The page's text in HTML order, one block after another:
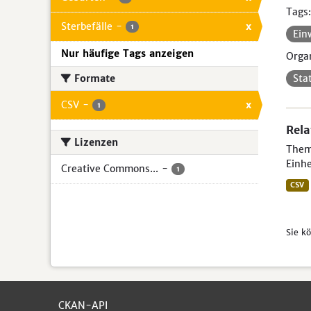
Sterbefälle - 1 x
Nur häufige Tags anzeigen
Formate
CSV - 1 x
Lizenzen
Creative Commons... - 1
Tags:
CSV
Sie
CKAN-API